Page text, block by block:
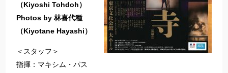
（Kiyoshi Tohdoh）
Photos by 林喜代種
（Kiyotane Hayashi）
＜スタッフ＞
指揮：マキシム・パス